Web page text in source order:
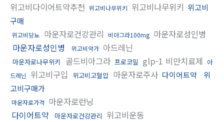
위고비다이어트약추천 위고비나무위키 위고비나무위키 위고비
구매
위고비당뇨 마운자로건강관리 비아그라100mg 마운자로성인병
마운자로성인병
위고비약가 아드레닌
마운자로나무위키 골드비아그라 프로코밀 glp-1 비만치료제
아
드레닌
위고비구입 위고비고혈압 마운자로주사 다이어트약
위
고비구매가
마운자로가격
마운자로런닝
다이어트약
마운자로건강관리 위고비운동